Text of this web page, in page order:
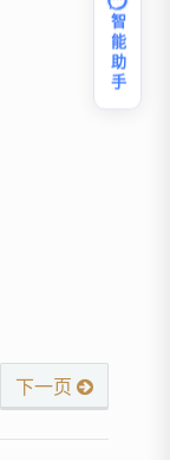
下一页
智能助手